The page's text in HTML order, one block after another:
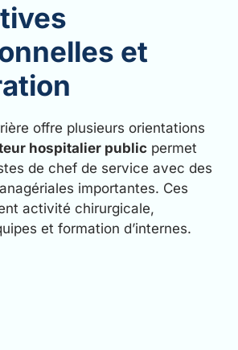
et
offre plusieurs orientations
hospitalier public permet
de chef de service avec des
importantes. Ces
activité chirurgicale,
et formation d’internes.